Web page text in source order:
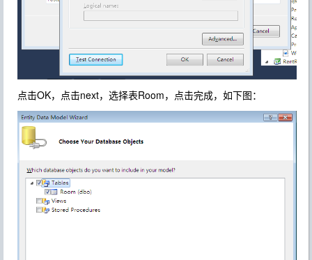
点击OK，点击next，选择表Room，点击完成，如下图：